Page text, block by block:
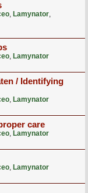
, Lamynator,
, Lamynator
/ Identifying
, Lamynator
care
, Lamynator
, Lamynator